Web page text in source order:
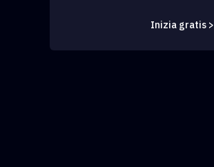
Inizia gratis >